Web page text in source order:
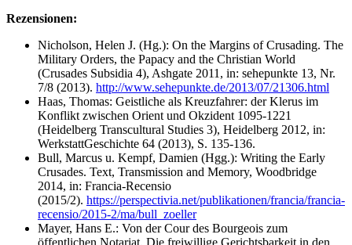
Rezensionen:
Nicholson, Helen J. (Hg.): On the Margins of Crusading. The
Military Orders, the Papacy and the Christian World
(Crusades Subsidia 4), Ashgate 2011, in: sehepunkte 13, Nr.
7/8 (2013). http://www.sehepunkte.de/2013/07/21306.html
Haas, Thomas: Geistliche als Kreuzfahrer: der Klerus im
Konflikt zwischen Orient und Okzident 1095-1221
(Heidelberg Transcultural Studies 3), Heidelberg 2012, in:
WerkstattGeschichte 64 (2013), S. 135-136.
Bull, Marcus u. Kempf, Damien (Hgg.): Writing the Early
Crusades. Text, Transmission and Memory, Woodbridge
2014, in: Francia-Recensio
(2015/2). https://perspectivia.net/publikationen/francia/francia-
recensio/2015-2/ma/bull_zoeller
Mayer, Hans E.: Von der Cour des Bourgeois zum